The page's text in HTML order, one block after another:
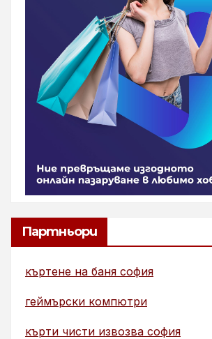
Партньори
къртене на баня софия
геймърски компютри
кърти чисти извозва софия